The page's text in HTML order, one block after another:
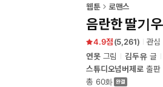
웹툰
로맨스
음란한 딸기
4.9 (5,261) 관심
연못그림 김두유 글
스튜디오넘버제로출판
총 60화